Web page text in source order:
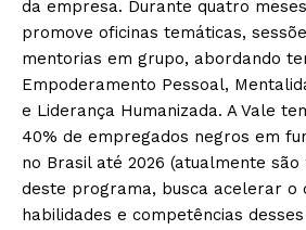
da empresa. Durante quatro
promove oficinas temáticas,
mentorias em grupo, abordando
Empoderamento Pessoal,
e Liderança Humanizada. A Vale
40% de empregados negros em
no Brasil até 2026 (atualmente são
deste programa, busca acelerar o
habilidades e competências